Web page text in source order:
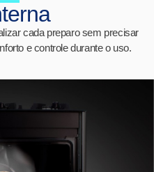
cada preparo sem precisar
e controle durante o uso.